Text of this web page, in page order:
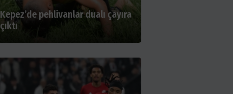
Kepez’de pehlivanlar dualı çayıra
çıktı